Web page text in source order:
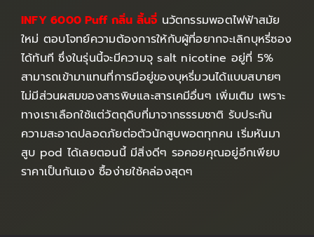
INFY 6000 Puff กลิ่น ลิ้นจี่ นวัตกรรมพอตไฟฟ้าสมัย
ใหม่ ตอบโจทย์ความต้องการให้กับผู้ที่อยากจะเลิกบุหรี่ซอง
ได้ทันที ซึ่งในรุ่นนี้จะมีความจุ salt nicotine อยู่ที่ 5%
สามารถเข้ามาแทนที่การมีอยู่ของบุหรี่มวนได้แบบสบายๆ
ไม่มีส่วนผสมของสารพิษและสารเคมีอื่นๆ เพิ่มเติม เพราะ
ทางเราเลือกใช้แต่วัตถุดิบที่มาจากธรรมชาติ รับประกัน
ความสะอาดปลอดภัยต่อตัวนักสูบพอตทุกคน เริ่มหันมา
สูบ pod ได้เลยตอนนี้ มีสิ่งดีๆ รอคอยคุณอยู่อีกเพียบ
ราคาเป็นกันเอง ซื้อง่ายใช้คล่องสุดๆ